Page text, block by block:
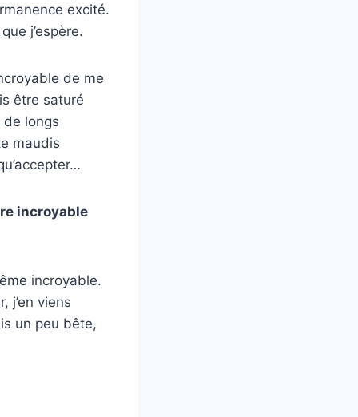
excité.
j’espère.
de me
être saturé
longs
maudis
incroyable
incroyable.
j’en viens
un peu bête,